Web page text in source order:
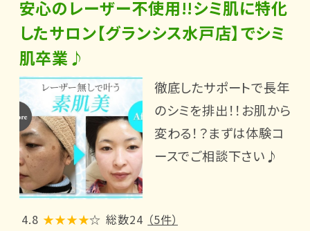
安心のレーザー不使用!!シミ肌に特化
したサロン【グランシス水戸店】でシミ
肌卒業♪
徹底したサポートで長年
のシミを排出！！お肌から
変わる！？まずは体験コ
ースでご相談下さい♪
4.8 ★★★★☆ 総数24 （5件）